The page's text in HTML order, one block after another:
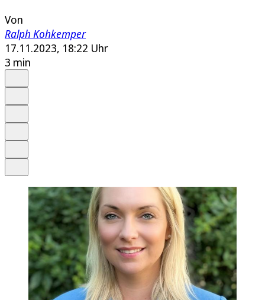
Von
Ralph Kohkemper
17.11.2023, 18:22 Uhr
3 min